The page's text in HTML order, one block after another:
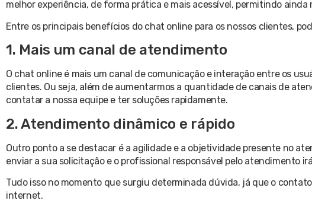
melhor experiência, de forma prática e mais acessível, permitindo ainda
Entre os principais benefícios do chat online para os nossos clientes,
1. Mais um canal de atendimento
O chat online é mais um canal de comunicação e interação entre os
clientes. Ou seja, além de aumentarmos a quantidade de canais de
contatar a nossa equipe e ter soluções rapidamente.
2. Atendimento dinâmico e rápido
Outro ponto a se destacar é a agilidade e a objetividade presente no
enviar a sua solicitação e o profissional responsável pelo atendimento
Tudo isso no momento que surgiu determinada dúvida, já que o
internet.